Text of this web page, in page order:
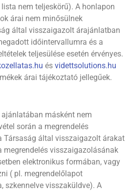
nem teljeskörű). A honlapon
árai nem minősülnek
által visszaigazolt árajánlatban
időintervallumra és a
teljesülése esetén érvényes.
és videttsolutions.hu
árai tájékoztató jellegűek.
másként nem
során a megrendelés
Társaság által visszaigazolt árakat
megrendelés visszaigazolásának
elektronikus formában, vagy
( pl. megrendelőlapot
szkennelve visszaküldve). A